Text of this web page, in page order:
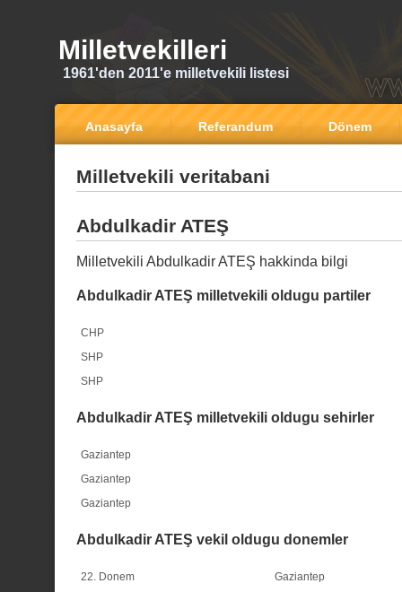
Milletvekilleri
1961'den 2011'e milletvekili listesi
Anasayfa Referandum Dönem
Milletvekili veritabani
Abdulkadir ATEŞ
Milletvekili Abdulkadir ATEŞ hakkinda bilgi
Abdulkadir ATEŞ milletvekili oldugu partiler
CHP
SHP
SHP
Abdulkadir ATEŞ milletvekili oldugu sehirler
Gaziantep
Gaziantep
Gaziantep
Abdulkadir ATEŞ vekil oldugu donemler
22. Donem
Gaziantep